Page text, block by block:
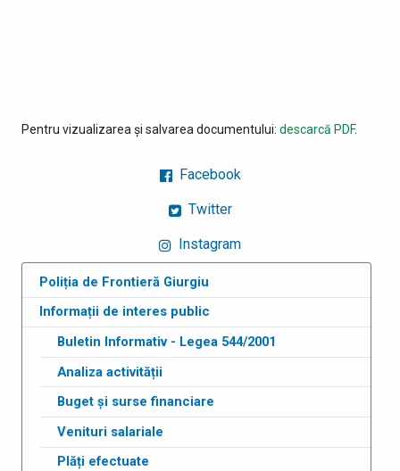
Pentru vizualizarea și salvarea documentului: descarcă PDF.
Facebook
Twitter
Instagram
Poliția de Frontieră Giurgiu
Informații de interes public
Buletin Informativ - Legea 544/2001
Analiza activității
Buget și surse financiare
Venituri salariale
Plăți efectuate